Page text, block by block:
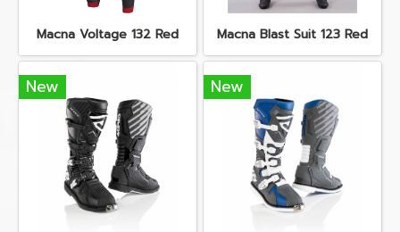
Macna Voltage 132 Red Macna Blast Suit 123 Red
New New